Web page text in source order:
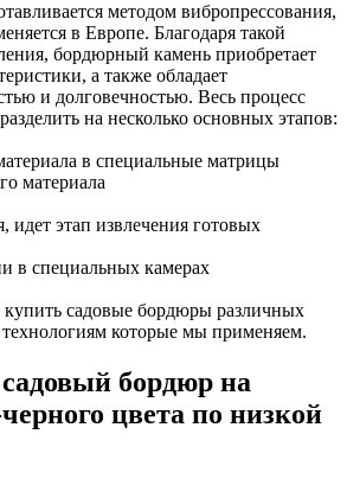
методом вибропрессования,
в Европе. Благодаря такой
бордюрный камень приобретает
а также обладает
и долговечностью. Весь процесс
на несколько основных этапов:
в специальные матрицы
материала
идет этап извлечения готовых
в специальных камерах
садовые бордюры различных
технологиям которые мы применяем.
бордюр на
цвета по низкой